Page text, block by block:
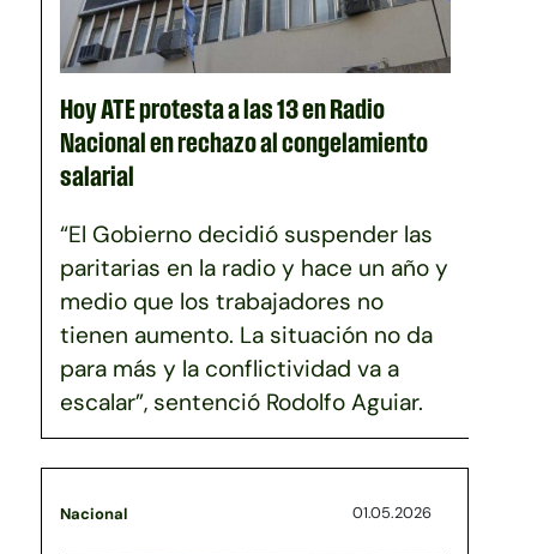
Hoy ATE protesta a las 13 en Radio
Nacional en rechazo al congelamiento
salarial
“El Gobierno decidió suspender las
paritarias en la radio y hace un año y
medio que los trabajadores no
tienen aumento. La situación no da
para más y la conflictividad va a
escalar”, sentenció Rodolfo Aguiar.
Nacional 01.05.2026